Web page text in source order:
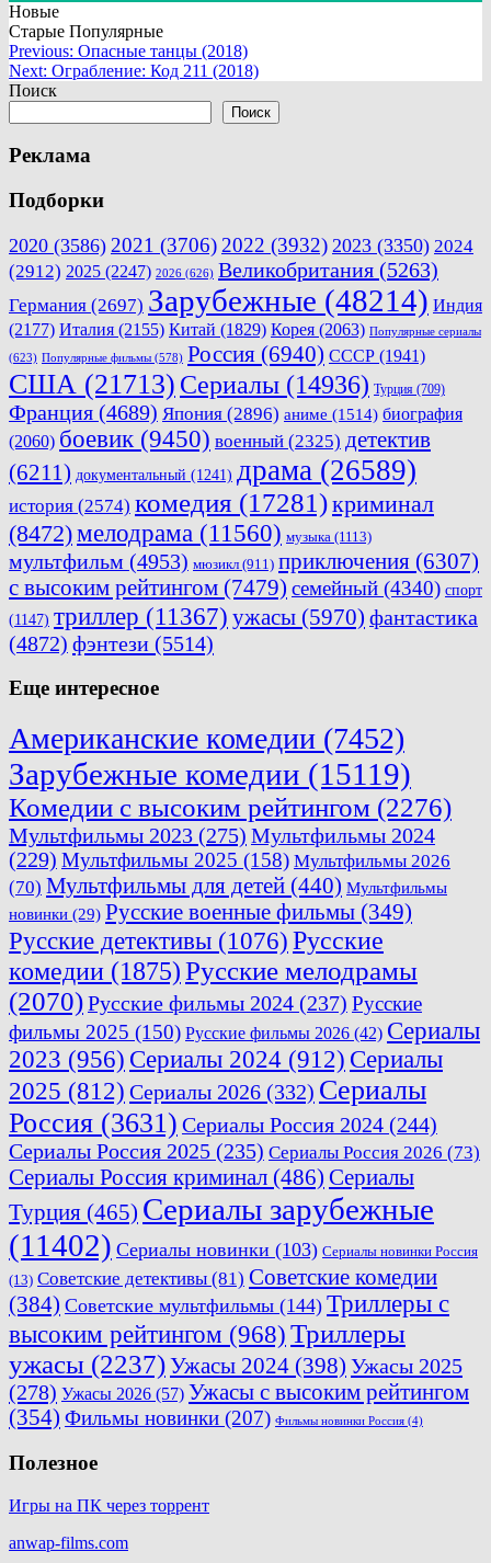
Новые
Старые Популярные
Навигация
по
Previous: Опасные танцы (2018)
Next: Ограбление: Код 211 (2018)
Поиск
Поиск
Реклама
Подборки
2020 (3586) 2021 (3706) 2022 (3932) 2023 (3350) 2024
(2912) 2025 (2247) 2026 (626) Великобритания (5263)
Германия (2697) Зарубежные (48214) Индия
(2177) Италия (2155) Китай (1829) Корея (2063) Популярные сериалы
(623) Популярные фильмы (578) Россия (6940) СССР (1941)
США (21713) Сериалы (14936) Турция (709)
Франция (4689) Япония (2896) аниме (1514) биография
(2060) боевик (9450) военный (2325) детектив
(6211) документальный (1241) драма (26589)
история (2574) комедия (17281)криминал
(8472)мелодрама (11560) музыка (1113)
мультфильм (4953) мюзикл (911) приключения (6307)
с высоким рейтингом (7479) семейный (4340) спорт
(1147) триллер (11367) ужасы (5970) фантастика
(4872) фэнтези (5514)
Еще интересное
Американские комедии (7452)
Зарубежные комедии (15119)
Комедии с высоким рейтингом (2276)
Мультфильмы 2023 (275) Мультфильмы 2024
(229) Мультфильмы 2025 (158) Мультфильмы 2026
(70) Мультфильмы для детей (440) Мультфильмы
новинки (29) Русские военные фильмы (349)
Русские детективы (1076)Русские
комедии (1875)Русские мелодрамы
(2070)Русские фильмы 2024 (237) Русские
фильмы 2025 (150) Русские фильмы 2026 (42) Сериалы
2023 (956) Сериалы 2024 (912) Сериалы
2025 (812) Сериалы 2026 (332) Сериалы
Россия (3631) Сериалы Россия 2024 (244)
Сериалы Россия 2025 (235) Сериалы Россия 2026 (73)
Сериалы Россия криминал (486) Сериалы
Турция (465) Сериалы зарубежные
(11402) Сериалы новинки (103) Сериалы новинки Россия
(13) Советские детективы (81) Советские комедии
(384) Советские мультфильмы (144) Триллеры с
высоким рейтингом (968) Триллеры
ужасы (2237)Ужасы 2024 (398) Ужасы 2025
(278) Ужасы 2026 (57) Ужасы с высоким рейтингом
(354) Фильмы новинки (207) Фильмы новинки Россия (4)
Полезное
Игры на ПК через торрент
anwap-films.com